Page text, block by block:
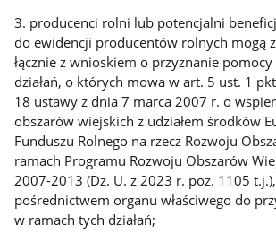
3. producenci rolni lub potencjalni
do ewidencji producentów rolnych mogą
łącznie z wnioskiem o przyznanie
działań, o których mowa w art. 5 ust. 1
18 ustawy z dnia 7 marca 2007 r. o
obszarów wiejskich z udziałem środków
Funduszu Rolnego na rzecz Rozwoju
ramach Programu Rozwoju Obszarów
2007-2013 (Dz. U. z 2023 r. poz. 1105
pośrednictwem organu właściwego do
w ramach tych działań;